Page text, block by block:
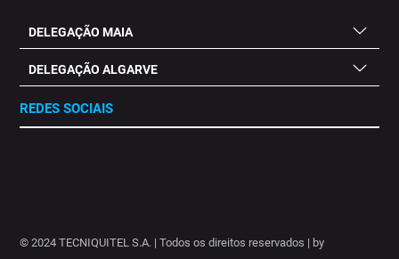
DELEGAÇÃO MAIA
DELEGAÇÃO ALGARVE
REDES SOCIAIS
© 2024 TECNIQUITEL S.A. | Todos os direitos reservados | by